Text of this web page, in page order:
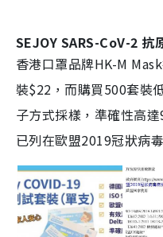
SEJOY SARS-CoV-2 抗
香港口罩品牌HK-M
裝$22，而購買500套裝
子方式採樣，準確性高
已列在歐盟2019冠狀病